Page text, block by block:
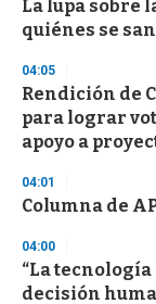
c
o
d
s
La lupa sobre
quiénes se
04:05
Rendición de
para lograr
apoyo a
04:01
Columna de
04:00
“La
decisión